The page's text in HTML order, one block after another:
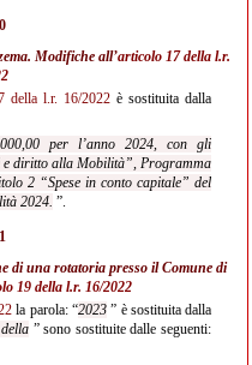
Modifiche all’articolo 17 della l.r.
della l.r. 16/2022 è sostituita dalla
per l’anno 2024, con gli
e diritto alla Mobilità”, Programma
2 “Spese in conto capitale” del
2024. ”.
di una rotatoria presso il Comune di
19 della l.r. 16/2022
la parola: “2023” è sostituita dalla
” sono sostituite dalle seguenti: